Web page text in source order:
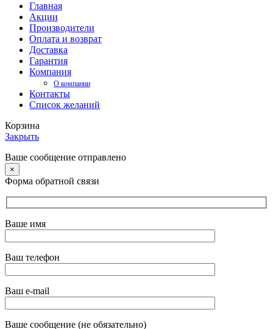
Главная
Акции
Производители
Оплата и возврат
Доставка
Гарантия
Компания
О компании
Контакты
Список желаний
Корзина
Закрыть
Ваше сообщение отправлено
×
Форма обратной связи
Ваше имя
Ваш телефон
Ваш e-mail
Ваше сообщение (не обязательно)